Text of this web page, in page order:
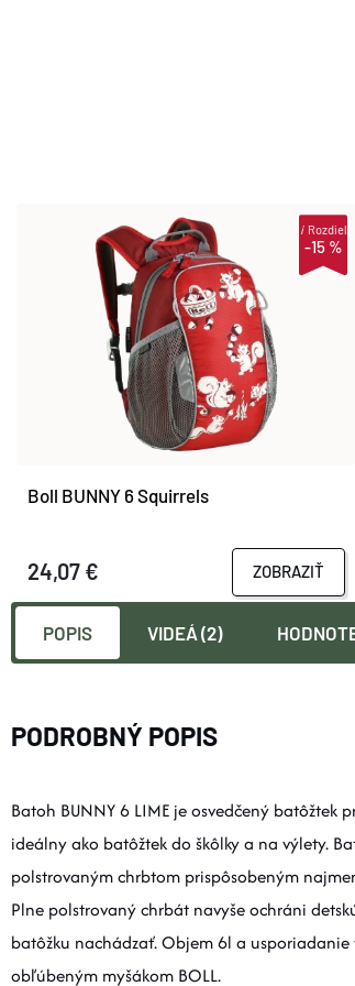
-15 %
iRozdiel
Boll BUNNY 6 Squirrels
24,07 € ZOBRAZIŤ
POPIS VIDEÁ (2)
PODROBNÝ POPIS
Batoh BUNNY 6 LIME je osvedčený batôžtek
ideálny ako batôžtek do škôlky a na výlety.
polstrovaným chrbtom prispôsobeným
Plne polstrovaný chrbát navyše ochráni
batôžku nachádzať. Objem 6l a
obľúbeným myšákom BOLL.